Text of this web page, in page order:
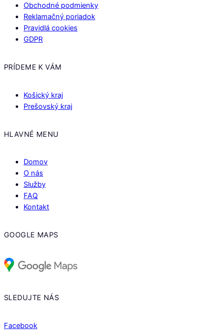
Obchodné podmienky
Reklamačný poriadok
Pravidlá cookies
GDPR
PRÍDEME K VÁM
Košický kraj
Prešovský kraj
HLAVNÉ MENU
Domov
O nás
Služby
FAQ
Kontakt
GOOGLE MAPS
SLEDUJTE NÁS
Facebook